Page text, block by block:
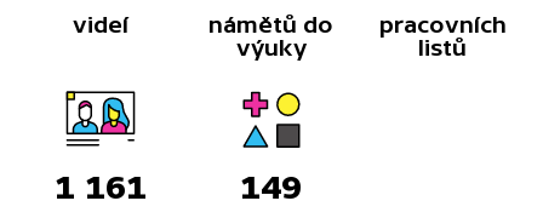
videí
námětů do
výuky
pracovních
listů
1 161 149